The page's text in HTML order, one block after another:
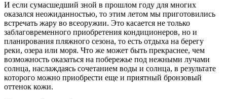
И если сумасшедший зной в прошлом году для многих
оказался неожиданностью, то этим летом мы приготовились
встречать жару во всеоружии. Это касается не только
заблаговременного приобретения кондиционеров, но и
планирования пляжного сезона, то есть отдыха на берегу
реки, озера или моря. Что же может быть прекраснее, чем
возможность оказаться на побережье под нежными лучами
солнца, наслаждаясь сочетанием воды и солнца, в результате
которого можно приобрести еще и приятный бронзовый
оттенок кожи.